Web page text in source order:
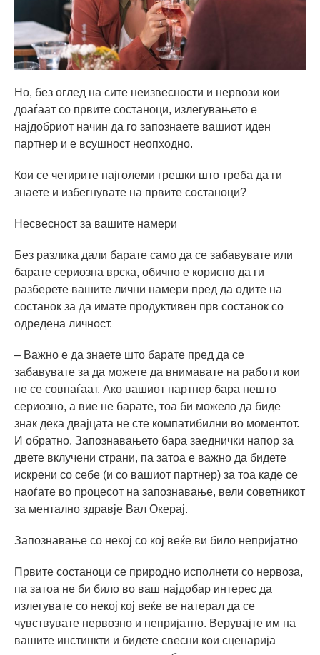
Но, без оглед на сите неизвесности и нервози кои
доаѓаат со првите состаноци, излегувањето е
најдобриот начин да го запознаете вашиот иден
партнер и е всушност неопходно.
Кои се четирите најголеми грешки што треба да ги
знаете и избегнувате на првите состаноци?
Несвесност за вашите намери
Без разлика дали барате само да се забавувате или
барате сериозна врска, обично е корисно да ги
разберете вашите лични намери пред да одите на
состанок за да имате продуктивен прв состанок со
одредена личност.
– Важно е да знаете што барате пред да се
забавувате за да можете да внимавате на работи кои
не се совпаѓаат. Ако вашиот партнер бара нешто
сериозно, а вие не барате, тоа би можело да биде
знак дека двајцата не сте компатибилни во моментот.
И обратно. Запознавањето бара заеднички напор за
двете вклучени страни, па затоа е важно да бидете
искрени со себе (и со вашиот партнер) за тоа каде се
наоѓате во процесот на запознавање, вели советникот
за ментално здравје Вал Окерај.
Запознавање со некој со кој веќе ви било непријатно
Првите состаноци се природно исполнети со нервоза,
па затоа не би било во ваш најдобар интерес да
излегувате со некој кој веќе ве натерал да се
чувствувате нервозно и непријатно. Верувајте им на
вашите инстинкти и бидете свесни кои сценарија